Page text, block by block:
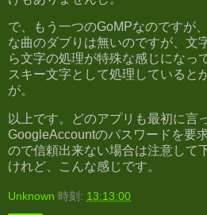
で、もう一つのGoMPなのですが
な曲のダブりは無いのですが、文
ら文字の処理が特殊な感じになっ
スキー文字として処理していると
が。
以上です。どのアプリも最初に言
GoogleAccountのパスワードを要
ので信頼出来ない場合は注意して
けれど、こんな感じです。
Unknown 時刻: 13:13:00